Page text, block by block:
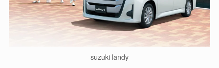
suzuki landy